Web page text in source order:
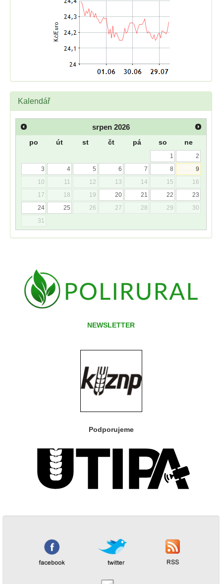
Kalendář
srpen 2026
po út st čt pá so ne
1
2
3
4 5 6 7 8
9
10
11 12 13 14 15
16
17
18 19 20 21 22
23
24
25 26 27 28 29
30
31
NEWSLETTER
Podporujeme